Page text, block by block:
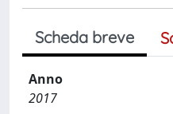
Scheda breve
Anno
2017